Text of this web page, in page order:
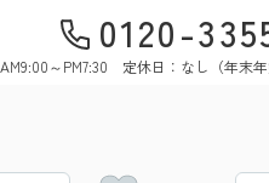
0120-
～PM7:30 定休日：なし（年末年